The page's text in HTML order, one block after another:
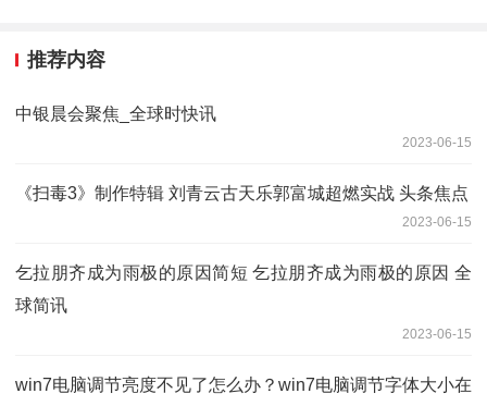
推荐内容
中银晨会聚焦_全球时快讯
2023-06-15
《扫毒3》制作特辑 刘青云古天乐郭富城超燃实战 头条焦点
2023-06-15
乞拉朋齐成为雨极的原因简短 乞拉朋齐成为雨极的原因 全
球简讯
2023-06-15
win7电脑调节亮度不见了怎么办？win7电脑调节字体大小在